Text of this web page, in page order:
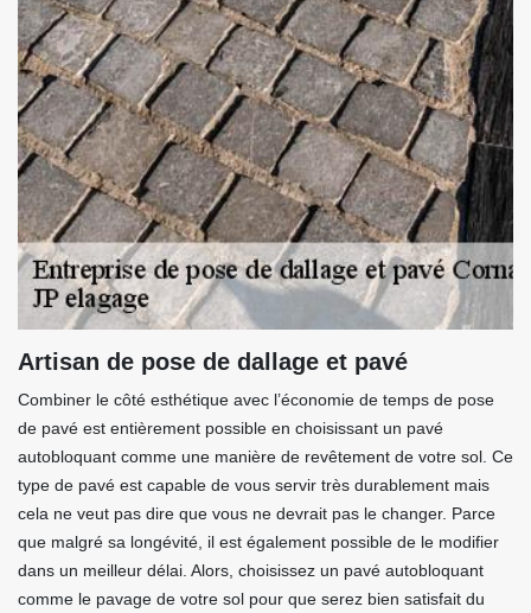
Artisan de pose de dallage et pavé
Combiner le côté esthétique avec l’économie de temps de pose
de pavé est entièrement possible en choisissant un pavé
autobloquant comme une manière de revêtement de votre sol. Ce
type de pavé est capable de vous servir très durablement mais
cela ne veut pas dire que vous ne devrait pas le changer. Parce
que malgré sa longévité, il est également possible de le modifier
dans un meilleur délai. Alors, choisissez un pavé autobloquant
comme le pavage de votre sol pour que serez bien satisfait du